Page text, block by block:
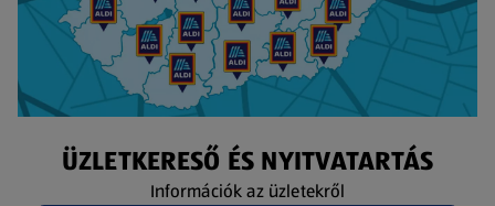
ÜZLETKERESŐ ÉS NYITVATARTÁS
Információk az üzletekről